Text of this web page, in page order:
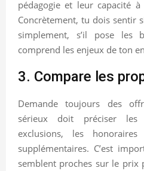
pédagogie et leur capacité
Concrètement, tu dois sentir
simplement, s’il pose les
comprend les enjeux de ton
3. Compare les
Demande toujours des
sérieux doit préciser les
exclusions, les
supplémentaires. C’est
semblent proches sur le prix